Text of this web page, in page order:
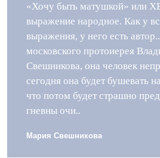
«Хочу быть матушкой» или
выражение народное. Как у
выражения, у него есть
московского протоиерея
Свешникова, она человек
сегодня она будет бушевать
что потом будет страшно
гневны очи..
Мария Свешникова